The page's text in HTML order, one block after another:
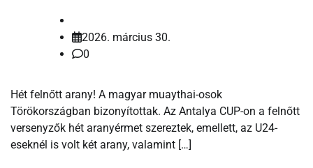
2026. március 30.
0
Hét felnőtt arany! A magyar muaythai-osok
Törökországban bizonyítottak. Az Antalya CUP-on a felnőtt
versenyzők hét aranyérmet szereztek, emellett, az U24-
eseknél is volt két arany, valamint […]